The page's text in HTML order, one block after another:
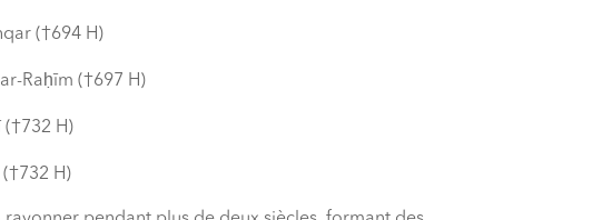
(†694 H)
Raḥīm (†697 H)
H)
H)